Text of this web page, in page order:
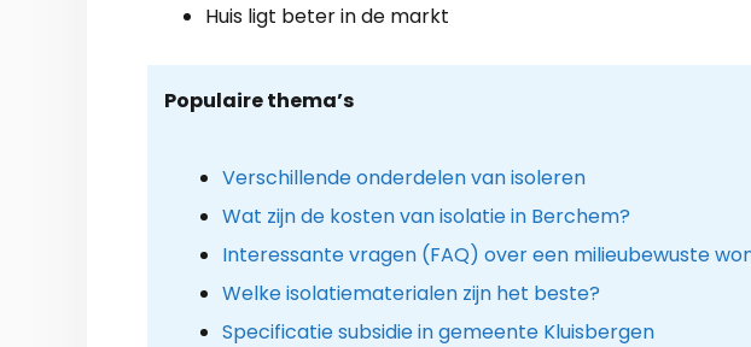
Huis ligt beter in de markt
Populaire thema’s
Verschillende onderdelen van isoleren
Wat zijn de kosten van isolatie in Berchem?
Interessante vragen (FAQ) over een milieubewuste
Welke isolatiematerialen zijn het beste?
Specificatie subsidie in gemeente Kluisbergen